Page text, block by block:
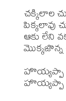
చక్కిలాల
పిక్కలావు
ఆకు లేని
మొక్కజొన్న
హొయ్యప్పా